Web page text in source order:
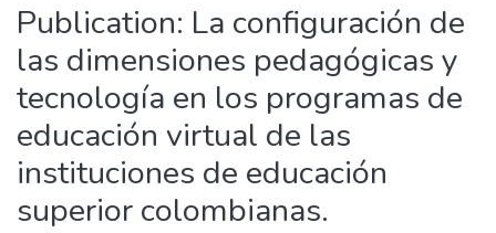
Publication: La configuración de
las dimensiones pedagógicas y
tecnología en los programas de
educación virtual de las
instituciones de educación
superior colombianas.